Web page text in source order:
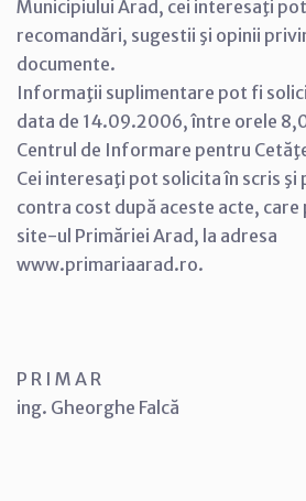
Municipiului Arad, cei interesaţi
recomandări, sugestii şi opinii
documente.
Informaţii suplimentare pot fi
data de 14.09.2006, între orele
Centrul de Informare pentru
Cei interesaţi pot solicita în scris şi
contra cost după aceste acte,
site-ul Primăriei Arad, la adresa
www.primariaarad.ro.
P R I M A R
ing. Gheorghe Falcă